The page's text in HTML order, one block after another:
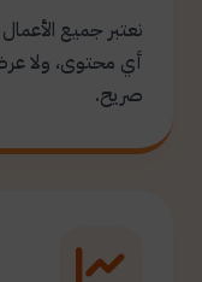
نعتبر جميع
أي محتوى، ولا
صريح.